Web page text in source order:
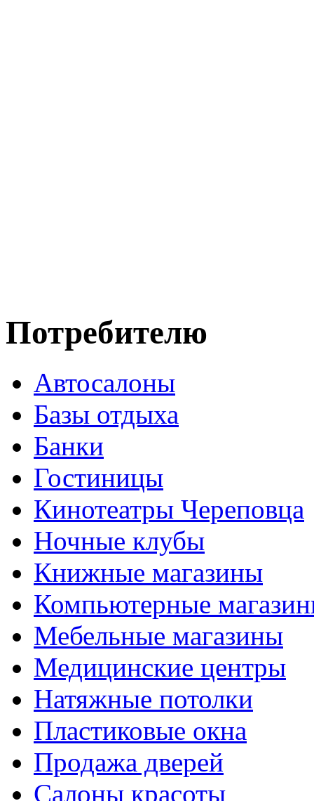
Потребителю
Автосалоны
Базы отдыха
Банки
Гостиницы
Кинотеатры Череповца
Ночные клубы
Книжные магазины
Компьютерные
Мебельные магазины
Медицинские центры
Натяжные потолки
Пластиковые окна
Продажа дверей
Салоны красоты